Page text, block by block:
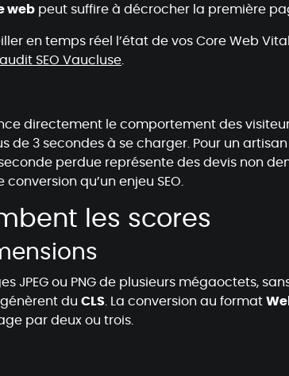
web peut suffire à décrocher la première
en temps réel l’état de vos Core Web
audit SEO Vaucluse
directement le comportement des
de 3 secondes à se charger. Pour un
perdue représente des devis non
qu’un enjeu SEO.
les scores
JPEG ou PNG de plusieurs mégaoctets,
du CLS . La conversion au format
par deux ou trois.